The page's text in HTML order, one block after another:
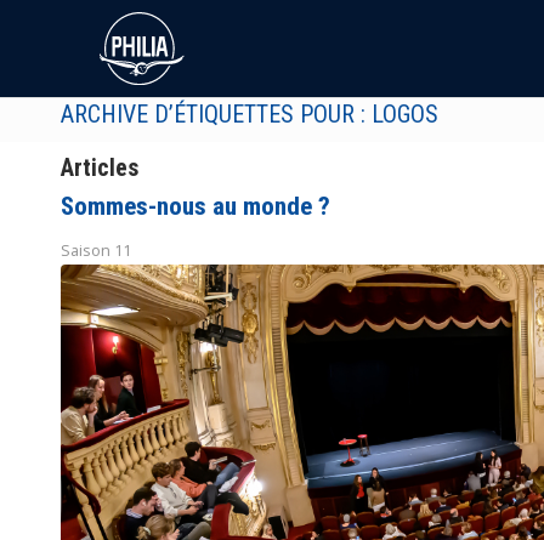
ARCHIVE D’ÉTIQUETTES POUR : LOGOS
Articles
Sommes-nous au monde ?
Saison 11